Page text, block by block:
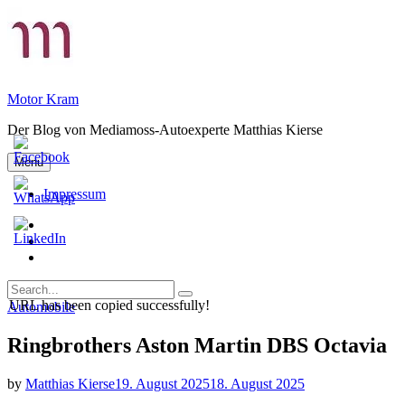
to
Motor Kram
Der Blog von Mediamoss-Autoexperte Matthias Kierse
Menu
Impressum
Einstellungen
Historie
Einstellungen
Search
for:
Search
Categories
Automobile
Ringbrothers Aston Martin DBS Octavia
by Matthias Kierse19. August 202518. August 2025
URL has been copied successfully!